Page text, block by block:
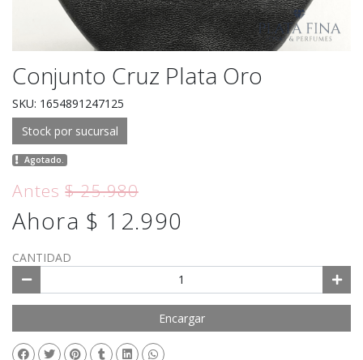
Conjunto Cruz Plata Oro
SKU: 1654891247125
Stock por sucursal
Agotado.
Antes$ 25.980
Ahora $ 12.990
CANTIDAD
Encargar